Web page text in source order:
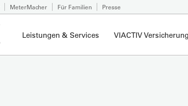
MeterMacher Für Familien Presse
Leistungen & Services VIACTIV Versicherung